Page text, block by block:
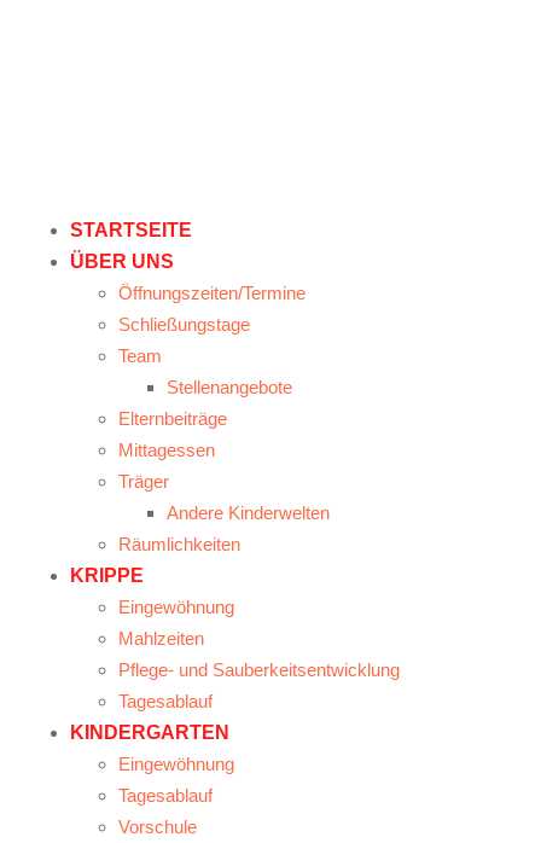
STARTSEITE
ÜBER UNS
Öffnungszeiten/Termine
Schließungstage
Team
Stellenangebote
Elternbeiträge
Mittagessen
Träger
Andere Kinderwelten
Räumlichkeiten
KRIPPE
Eingewöhnung
Mahlzeiten
Pflege- und Sauberkeitsentwicklung
Tagesablauf
KINDERGARTEN
Eingewöhnung
Tagesablauf
Vorschule